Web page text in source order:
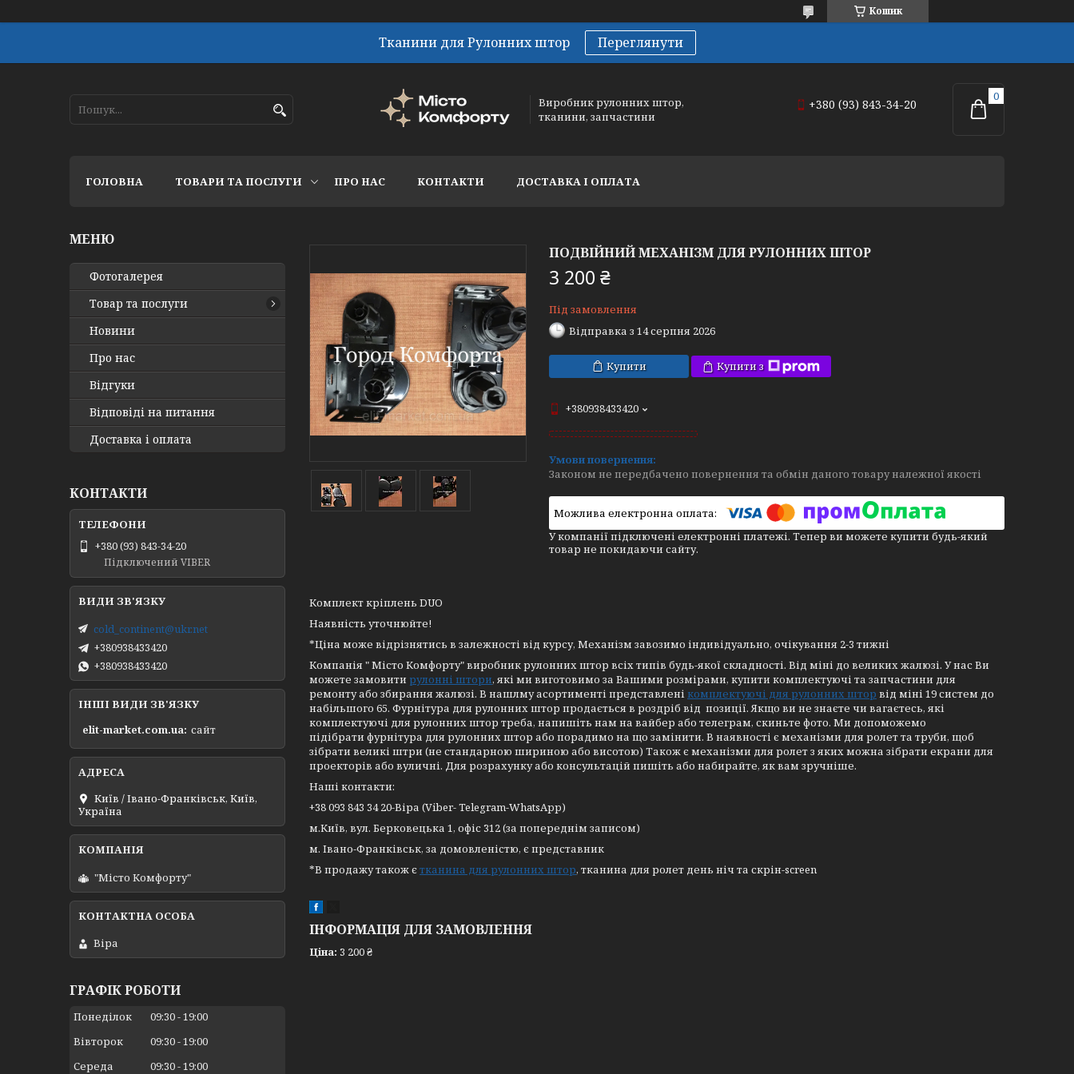
Кошик
Тканини для Рулонних штор Переглянути
Виробник рулонних штор,
тканини, запчастини
+380 (93) 843-34-20
ГОЛОВНА ТОВАРИ ТА ПОСЛУГИ ПРО НАС КОНТАКТИ ДОСТАВКА І ОПЛАТА
ПОДВІЙНИЙ МЕХАНІЗМ ДЛЯ РУЛОННИХ ШТОР
3 200 ₴
Під замовлення
Відправка з 14 серпня 2026
Купити Купити з
+380938433420
Законом не передбачено повернення та обмін даного товару належної якості
У компанії підключені електронні платежі. Тепер ви можете купити будь-який
товар не покидаючи сайту.
Комплект кріплень DUO
Наявність уточнюйте!
*Ціна може відрізнятись в залежності від курсу, Механізм завозимо індивідуально, очікування 2-3 тижні
Компанія " Місто Комфорту" виробник рулонних штор всіх типів будь-якої складності. Від міні до великих жалюзі. У нас Ви
можете замовити рулонні штори, які ми виготовимо за Вашими розмірами, купити комплектуючі та запчастини для
ремонту або збирання жалюзі. В нашлму асортименті представлені комплектуючі для рулонних штор від міні 19 систем до
набільшого 65. Фурнітура для рулонних штор продається в роздріб від позиції. Якщо ви не знаєте чи вагаєтесь, які
комплектуючі для рулонних штор треба, напишіть нам на вайбер або телеграм, скиньте фото. Ми допоможемо
підібрати фурнітура для рулонних штор або порадимо на що замінити. В наявності є механізми для ролет та труби, щоб
зібрати великі штри (не стандарною шириною або висотою) Також є механізми для ролет з яких можна зібрати екрани для
проекторів або вуличні. Для розрахунку або консультацій пишіть або набирайте, як вам зручніше.
Наші контакти:
+38 093 843 34 20-Віра (Viber- Telegram-WhatsApp)
м.Київ, вул. Берковецька 1, офіс 312 (за попереднім записом)
м. Івано-Франківськ, за домовленістю, є представник
*В продажу також єтканина для рулонних штор, тканина для ролет день ніч та скрін-screen
ІНФОРМАЦІЯ ДЛЯ ЗАМОВЛЕННЯ
Ціна: 3 200 ₴
Фотогалерея
Товар та послуги
Новини
Про нас
Відгуки
Відповіді на питання
Доставка і оплата
КОНТАКТИ
+380 (93) 843-34-20
Підключений VIBER
cold_continent@ukr.net
+380938433420
+380938433420
ІНШІ ВИДИ ЗВ'ЯЗКУ
elit-market.com.ua сайт
Київ / Івано-Франківськ, Київ,
Україна
"Місто Комфорту"
Віра
ГРАФІК РОБОТИ
Понеділок 09:30 19:00
Вівторок
09:30 19:00
Середа
09:30 19:00